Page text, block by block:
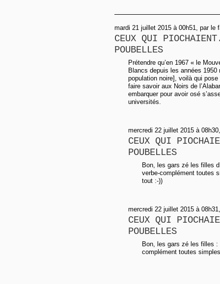
mardi 21 juillet 2015 à 00h51, par le
CEUX QUI
POUBELLES
Prétendre qu’en 1967 « le
Blancs depuis les années 1950
population noire], voilà qui
faire savoir aux Noirs de
embarquer pour avoir osé
universités.
mercredi 22 juillet 2015 à
CEUX QUI
POUBELLES
Bon, les gars zé les filles
verbe-complément toutes
tout :-))
mercredi 22 juillet 2015 à
CEUX QUI
POUBELLES
Bon, les gars zé les filles
complément toutes